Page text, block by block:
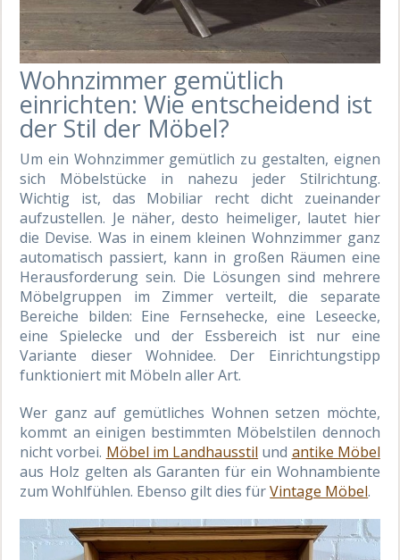
Wohnzimmer gemütlich
einrichten: Wie entscheidend ist
der Stil der Möbel?
Um ein Wohnzimmer gemütlich zu gestalten, eignen
sich Möbelstücke in nahezu jeder Stilrichtung.
Wichtig ist, das Mobiliar recht dicht zueinander
aufzustellen. Je näher, desto heimeliger, lautet hier
die Devise. Was in einem kleinen Wohnzimmer ganz
automatisch passiert, kann in großen Räumen eine
Herausforderung sein. Die Lösungen sind mehrere
Möbelgruppen im Zimmer verteilt, die separate
Bereiche bilden: Eine Fernsehecke, eine Leseecke,
eine Spielecke und der Essbereich ist nur eine
Variante dieser Wohnidee. Der Einrichtungstipp
funktioniert mit Möbeln aller Art.
Wer ganz auf gemütliches Wohnen setzen möchte,
kommt an einigen bestimmten Möbelstilen dennoch
nicht vorbei. Möbel im Landhausstil und antike Möbel
aus Holz gelten als Garanten für ein Wohnambiente
zum Wohlfühlen. Ebenso gilt dies fürVintage Möbel.